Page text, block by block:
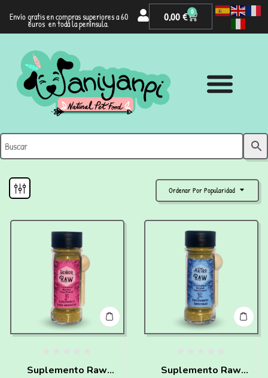
Envío gratis en compras superiores a 60
euros en toda la península.
0,00€ 0
Ordenar Por Popularidad
Suplemento Raw
Suplemento Raw